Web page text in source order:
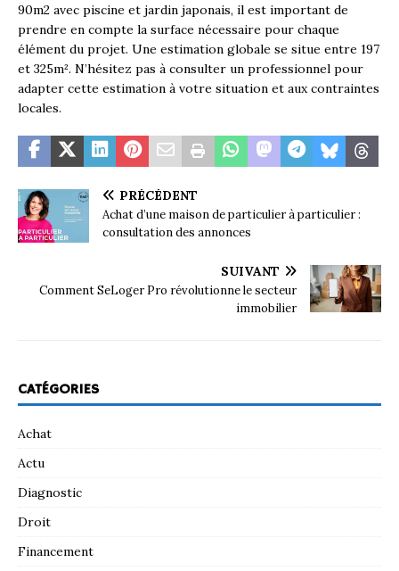
90m2 avec piscine et jardin japonais, il est important de
prendre en compte la surface nécessaire pour chaque
élément du projet. Une estimation globale se situe entre 197
et 325m². N’hésitez pas à consulter un professionnel pour
adapter cette estimation à votre situation et aux contraintes
locales.
PRÉCÉDENT
Achat d’une maison de particulier à particulier :
consultation des annonces
SUIVANT
Comment SeLoger Pro révolutionne le secteur
immobilier
CATÉGORIES
Achat
Actu
Diagnostic
Droit
Financement